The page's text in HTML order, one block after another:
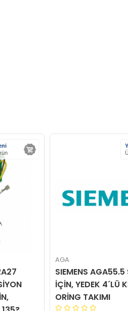
AGA
SIEMENS
İÇİN, YEDEK 4´LÜ
ORİNG TAKIMI